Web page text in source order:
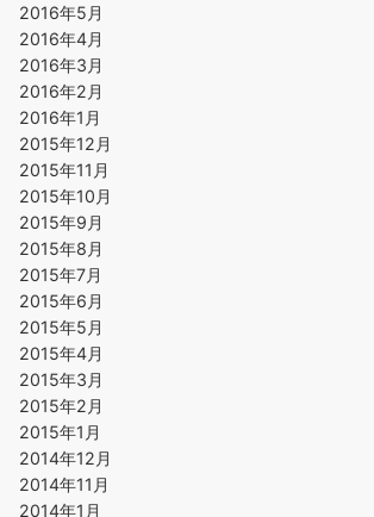
2016年5月
2016年4月
2016年3月
2016年2月
2016年1月
2015年12月
2015年11月
2015年10月
2015年9月
2015年8月
2015年7月
2015年6月
2015年5月
2015年4月
2015年3月
2015年2月
2015年1月
2014年12月
2014年11月
2014年1月